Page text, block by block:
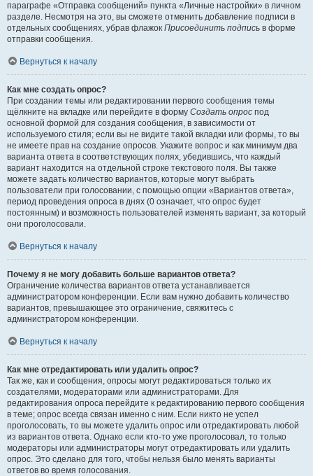
параграфе «Отправка сообщений» пункта «Личные настройки» в личном
разделе. Несмотря на это, вы сможете отменить добавление подписи в
отдельных сообщениях, убрав флажок Присоединить подпись в форме
отправки сообщения.
Вернуться к началу
Как мне создать опрос?
При создании темы или редактировании первого сообщения темы
щёлкните на вкладке или перейдите в форму Создать опрос под
основной формой для создания сообщения, в зависимости от
используемого стиля; если вы не видите такой вкладки или формы, то вы
не имеете прав на создание опросов. Укажите вопрос и как минимум два
варианта ответа в соответствующих полях, убедившись, что каждый
вариант находится на отдельной строке текстового поля. Вы также
можете задать количество вариантов, которые могут выбрать
пользователи при голосовании, с помощью опции «Вариантов ответа»,
период проведения опроса в днях (0 означает, что опрос будет
постоянным) и возможность пользователей изменять вариант, за который
они проголосовали.
Вернуться к началу
Почему я не могу добавить больше вариантов ответа?
Ограничение количества вариантов ответа устанавливается
администратором конференции. Если вам нужно добавить количество
вариантов, превышающее это ограничение, свяжитесь с
администратором конференции.
Вернуться к началу
Как мне отредактировать или удалить опрос?
Так же, как и сообщения, опросы могут редактироваться только их
создателями, модераторами или администраторами. Для
редактирования опроса перейдите к редактированию первого сообщения
в теме; опрос всегда связан именно с ним. Если никто не успел
проголосовать, то вы можете удалить опрос или отредактировать любой
из вариантов ответа. Однако если кто-то уже проголосовал, то только
модераторы или администраторы могут отредактировать или удалить
опрос. Это сделано для того, чтобы нельзя было менять варианты
ответов во время голосования.